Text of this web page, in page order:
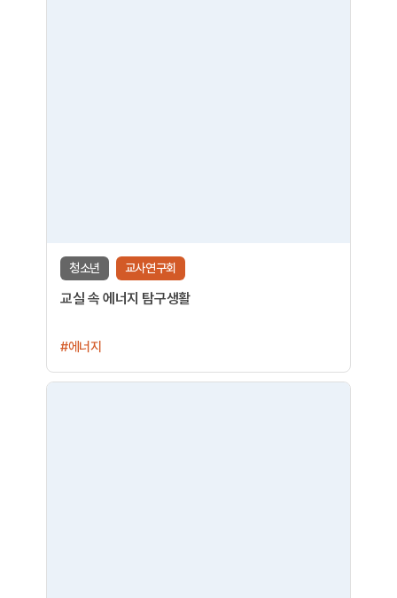
청소년 교사연구회
교실 속 에너지 탐구생활
#에너지